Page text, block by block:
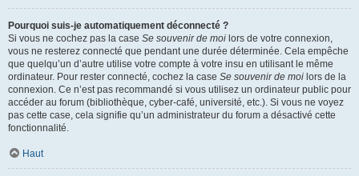
Pourquoi suis-je automatiquement déconnecté ?
Si vous ne cochez pas la case Se souvenir de moi lors de votre connexion,
vous ne resterez connecté que pendant une durée déterminée. Cela empêche
que quelqu’un d’autre utilise votre compte à votre insu en utilisant le même
ordinateur. Pour rester connecté, cochez la case Se souvenir de moi lors de la
connexion. Ce n’est pas recommandé si vous utilisez un ordinateur public pour
accéder au forum (bibliothèque, cyber-café, université, etc.). Si vous ne voyez
pas cette case, cela signifie qu’un administrateur du forum a désactivé cette
fonctionnalité.
Haut